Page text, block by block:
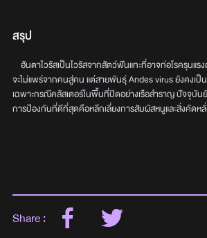
สรุป
ฮันตาไวรัสเป็นไวรัสจากสัตว์ฟันแทะที่อาจก่อโรครุนแร
จะไม่แพร่จากคนสู่คน แต่สายพันธุ์ Andes virus ยังคงเป็
เฉพาะกรณีคลัสเตอร์ในพื้นที่ปิดอย่างเรือสำราญ ปัจจุบัน
การป้องกันที่ดีที่สุดคือหลีกเลี่ยงการสัมผัสหนูและสิ่งคัดห
Share :